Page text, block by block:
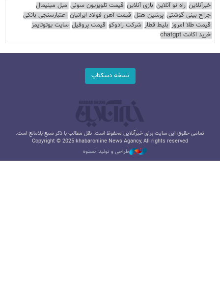
خبرآنلاین راه نو آنلاین بازی آنلاین قیمت تلویزیون سونی مبل مینیمال
جراح بینی گوشتی پرشین هتل قیمت آهن فولاد ایرانیان اعتبارسنجی بانکی
قیمت طلا امروز بلیط قطار شرکت رادوکو قیمت پروفیل سایت یوتوتایمز
خرید اکانت chatgpt
نسخه دسکتاپ
تمامی حقوق این سایت برای خبرآنلاین محفوظ است. نقل مطالب با ذکر منبع بلامانع است.
Copyright © 2025 khabaronline News Agancy, All rights reserved
طراحی و تولید: نستوه